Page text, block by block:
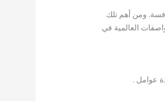
ومن أهم تلك
العالمية في
عوامل .